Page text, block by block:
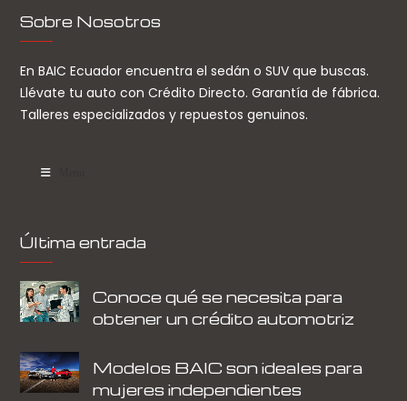
Sobre Nosotros
En BAIC Ecuador encuentra el sedán o SUV que buscas.
Llévate tu auto con Crédito Directo. Garantía de fábrica.
Talleres especializados y repuestos genuinos.
Última entrada
Conoce qué se necesita para
obtener un crédito automotriz
Modelos BAIC son ideales para
mujeres independientes